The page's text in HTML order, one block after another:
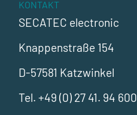
KONTAKT
SECATEC electronic
Knappenstraße 154
D-57581 Katzwinkel
Tel. +49 (0) 27 41. 94 600